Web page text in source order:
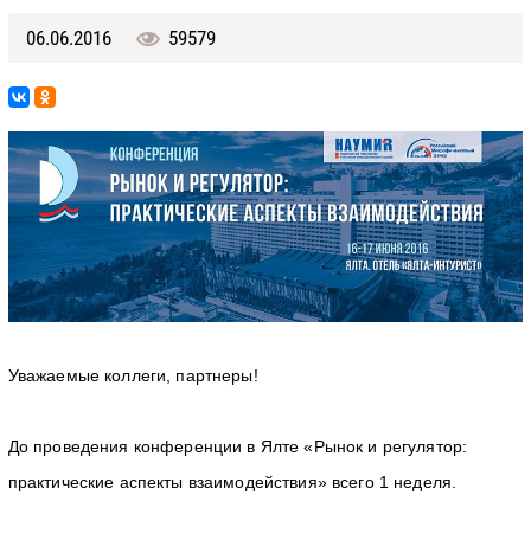
06.06.2016 59579
Уважаемые коллеги, партнеры!
До проведения конференции в Ялте «Рынок и регулятор:
практические аспекты взаимодействия» всего 1 неделя.